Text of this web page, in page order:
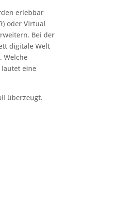
erlebbar
oder Virtual
Bei der
digitale Welt
Welche
eine
überzeugt.